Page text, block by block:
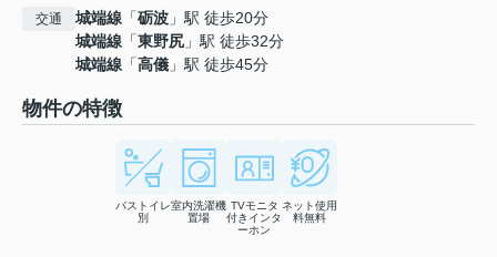
交通 城端線 「砺波 」駅 徒歩20分
城端線 「東野尻 」駅 徒歩32分
城端線 「高儀 」駅 徒歩45分
物件の特徴
バストイレ
別
室内洗濯機
置場
TVモニタ
付きインタ
ーホン
ネット使用
料無料